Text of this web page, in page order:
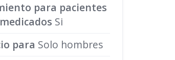
para pacientes
medicados Si
para Solo hombres